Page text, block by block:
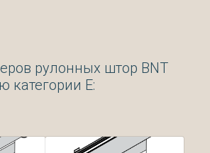
рулонных штор BNT
категории Е: